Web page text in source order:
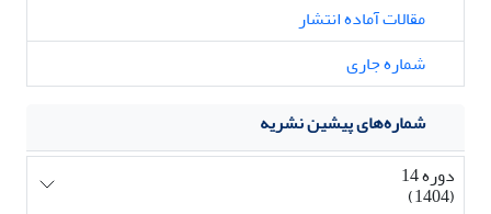
مقالات آماده انتشار
شماره جاری
شماره‌های پیشین نشریه
دوره 14
(1404)